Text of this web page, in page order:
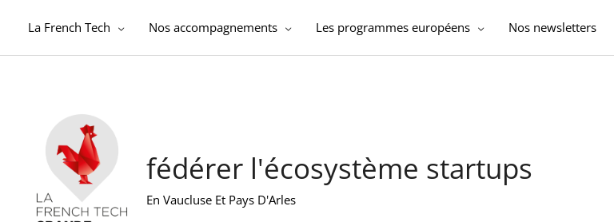
La French Tech Nos accompagnements Les programmes européens Nos newsletters
fédérer l'écosystème startups
En Vaucluse Et Pays D'Arles